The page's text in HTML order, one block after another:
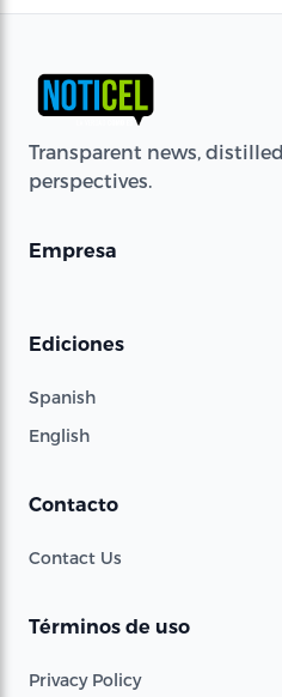
Transparent news,
perspectives.
Empresa
Ediciones
Spanish
English
Contacto
Contact Us
Términos de uso
Privacy Policy